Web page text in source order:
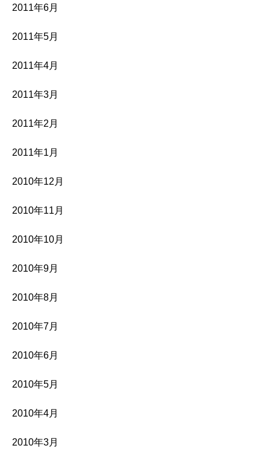
2011年6月
2011年5月
2011年4月
2011年3月
2011年2月
2011年1月
2010年12月
2010年11月
2010年10月
2010年9月
2010年8月
2010年7月
2010年6月
2010年5月
2010年4月
2010年3月